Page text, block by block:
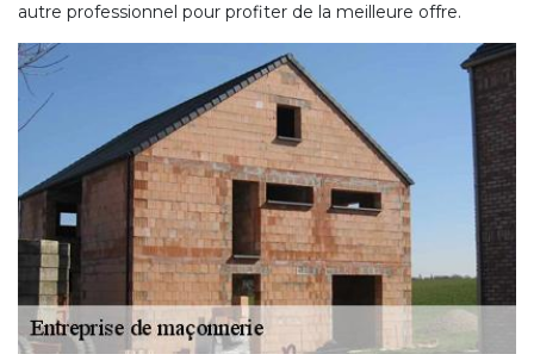
autre professionnel pour profiter de la meilleure offre.